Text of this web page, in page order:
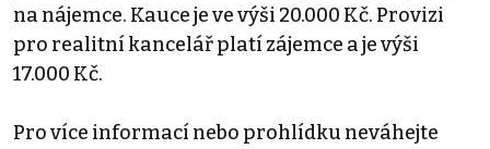
na nájemce. Kauce je ve výši 20.000 Kč. Provizi
pro realitní kancelář platí zájemce a je výši
17.000 Kč.
Pro více informací nebo prohlídku neváhejte